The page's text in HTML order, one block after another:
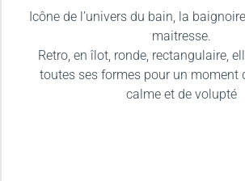
Icône de l’univers du bain, la
maitresse.
Retro, en îlot, ronde, rectangulaire,
toutes ses formes pour un moment
calme et de volupté